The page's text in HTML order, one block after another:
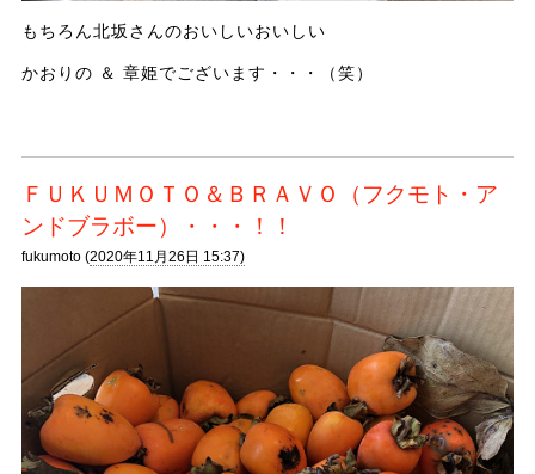
もちろん北坂さんのおいしいおいしい
かおりの ＆ 章姫でございます・・・（笑）
ＦＵＫＵＭＯＴＯ＆ＢＲＡＶＯ（フクモト・ア
ンドブラボー）・・・！！
fukumoto (2020年11月26日 15:37)